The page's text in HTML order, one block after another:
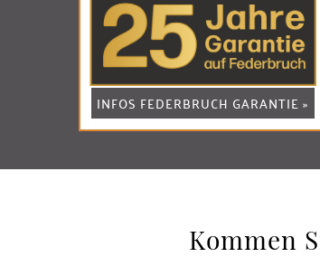
INFOS FEDERBRUCH GARANTIE »
Kommen